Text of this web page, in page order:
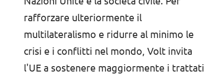
rafforzare ulteriormente il
multilateralismo e ridurre al minimo le
crisi e i conflitti nel mondo, Volt invita
l'UE a sostenere maggiormente i trattati